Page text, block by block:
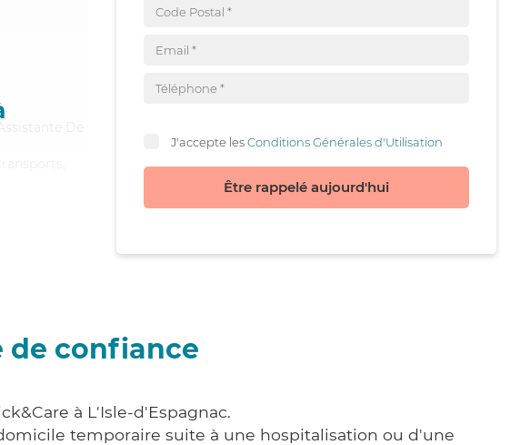
De
J'accepte lesConditions Générales d'Utilisation
Être rappelé aujourd'hui
de confiance
à L'Isle-d'Espagnac.
temporaire suite à une hospitalisation ou d'une